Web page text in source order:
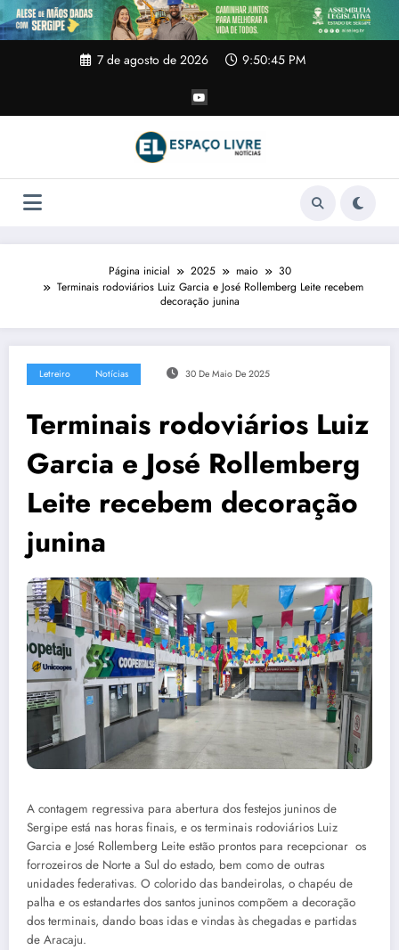
Pular
para
o
7 de agosto de 2026 9:50:46 PM
Página inicial 2025 maio
30
Terminais rodoviários Luiz Garcia e José Rollemberg Leite recebem
decoração junina
Letreiro Notícias 30 De Maio De 2025
Terminais rodoviários Luiz
Garcia e José Rollemberg
Leite recebem decoração
junina
A contagem regressiva para abertura dos festejos juninos de
Sergipe está nas horas finais, e os terminais rodoviários Luiz
Garcia e José Rollemberg Leite estão prontos para recepcionar os
forrozeiros de Norte a Sul do estado, bem como de outras
unidades federativas. O colorido das bandeirolas, o chapéu de
palha e os estandartes dos santos juninos compõem a decoração
dos terminais, dando boas idas e vindas às chegadas e partidas
de Aracaju.